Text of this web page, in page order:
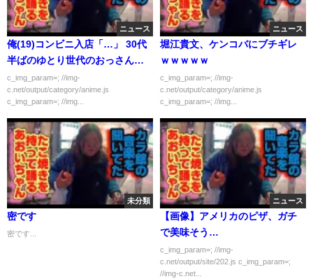
ニュース
俺(19)コンビニ入店「…」 30代
半ばのゆとり世代のおっさんコ
ンビニバイト店員「…」
c_img_param=; //img-
c.net/output/category/anime.js
c_img_param=; //img...
ニュース
堀江貴文、ケンコバにブチギレ
ｗｗｗｗｗ
c_img_param=; //img-
c.net/output/category/anime.js
c_img_param=; //img...
未分類
密です
密です...
ニュース
【画像】アメリカのピザ、ガチ
で美味そう…
c_img_param=; //img-
c.net/output/site/202.js c_img_param=;
//img-c.net...